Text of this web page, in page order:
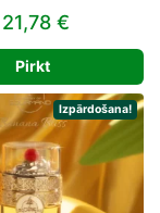
Original
price
was:
34,00 €.
21,78 €
price
is:
21,78 €.
Pirkt
Izpārdošana!